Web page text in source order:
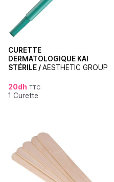
CURETTE
DERMATOLOGIQUE KAI
STÉRILE /AESTHETIC GROUP
20dh TTC
1 Curette